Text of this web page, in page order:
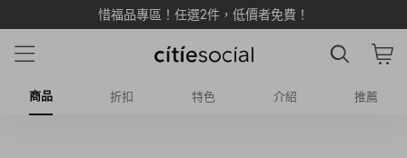
惜福品專區！任選2件，低價者免費！
商品 折扣 特色 介紹 推薦